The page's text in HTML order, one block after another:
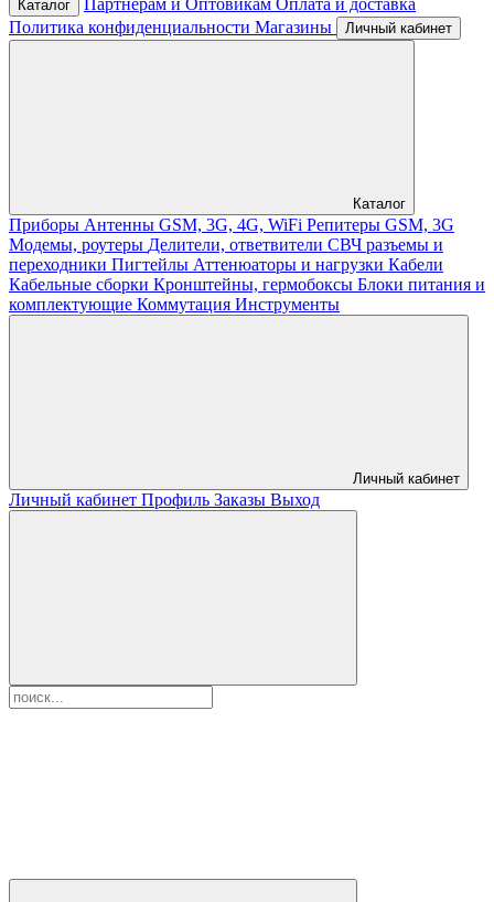
Каталог
Политика конфиденциальности Магазины Личный кабинет
Каталог
Приборы Антенны GSM, 3G, 4G, WiFi Репитеры GSM, 3G
Модемы, роутеры Делители, ответвители СВЧ разъемы и
переходники Пигтейлы Аттенюаторы и нагрузки Кабели
Кабельные сборки Кронштейны, гермобоксы Блоки питания и
комплектующие Коммутация Инструменты
Личный кабинет
Личный кабинет Профиль Заказы Выход